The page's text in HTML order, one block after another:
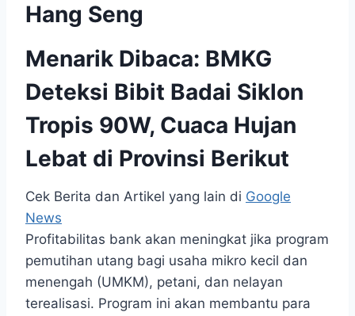
Hang Seng
Menarik Dibaca: BMKG
Deteksi Bibit Badai Siklon
Tropis 90W, Cuaca Hujan
Lebat di Provinsi Berikut
Cek Berita dan Artikel yang lain di Google
News
Profitabilitas bank akan meningkat jika program
pemutihan utang bagi usaha mikro kecil dan
menengah (UMKM), petani, dan nelayan
terealisasi. Program ini akan membantu para